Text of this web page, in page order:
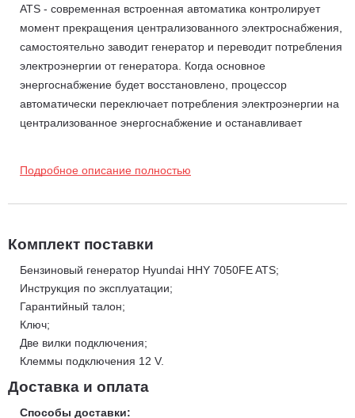
ATS - современная встроенная автоматика контролирует
момент прекращения централизованного электроснабжения,
самостоятельно заводит генератор и переводит потребления
электроэнергии от генератора. Когда основное
энергоснабжение будет восстановлено, процессор
автоматически переключает потребления электроэнергии на
централизованное энергоснабжение и останавливает
будет поддерживаться в заряженном состоянии, тем самым
Увеличенные размеры впускного и выпускного клапанов для
быстрого заполнения и освобождение камеры сгорания,
которые облегчают работу двигателя, что в свою очередь
положительно влияет на моторесурс;
Уникальная конструкция клапанов и головки двигателя
исключает случайное выпадение клапана, что в свою очередь
могло бы стать причиной разрушения двигателя (в случае
выпадения клапана могут быть повреждены такие запчасти
Подробное описание полностью
Комплект поставки
Бензиновый генератор Hyundai HHY 7050FE ATS;
Инструкция по эксплуатации;
Гарантийный талон;
Ключ;
Две вилки подключения;
Клеммы подключения 12 V.
Доставка и оплата
Способы доставки: